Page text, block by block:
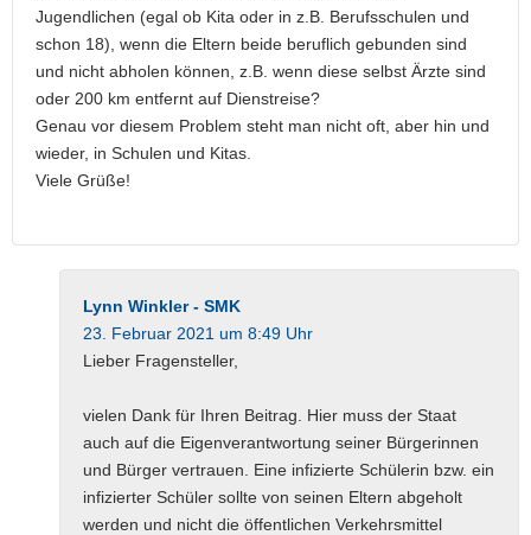
Jugendlichen (egal ob Kita oder in z.B. Berufsschulen und
schon 18), wenn die Eltern beide beruflich gebunden sind
und nicht abholen können, z.B. wenn diese selbst Ärzte sind
oder 200 km entfernt auf Dienstreise?
Genau vor diesem Problem steht man nicht oft, aber hin und
wieder, in Schulen und Kitas.
Viele Grüße!
Lynn Winkler - SMK
23. Februar 2021 um 8:49 Uhr
Lieber Fragensteller,
vielen Dank für Ihren Beitrag. Hier muss der Staat
auch auf die Eigenverantwortung seiner Bürgerinnen
und Bürger vertrauen. Eine infizierte Schülerin bzw. ein
infizierter Schüler sollte von seinen Eltern abgeholt
werden und nicht die öffentlichen Verkehrsmittel